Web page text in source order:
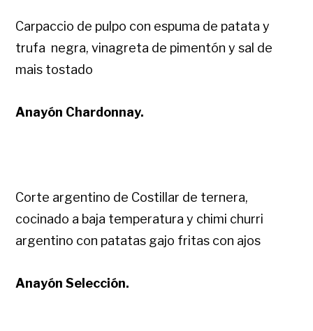
Carpaccio de pulpo con espuma de patata y
trufa negra, vinagreta de pimentón y sal de
mais tostado
Anayón Chardonnay.
Corte argentino de Costillar de ternera,
cocinado a baja temperatura y chimi churri
argentino con patatas gajo fritas con ajos
Anayón Selección.